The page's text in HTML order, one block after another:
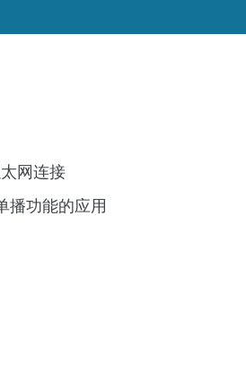
网连接
播功能的应用